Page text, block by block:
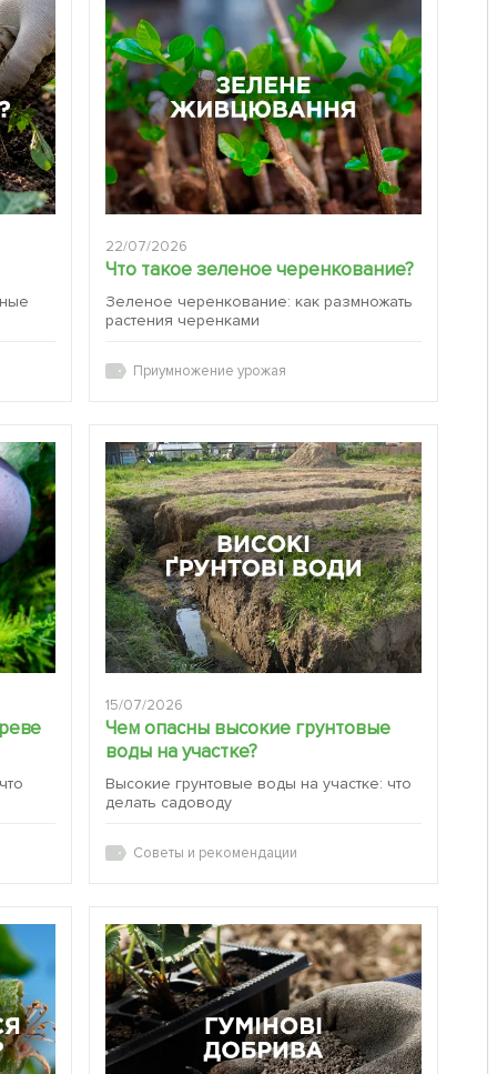
22/07/2026
Что такое зеленое черенкование?
Зеленое черенкование: как размножать
растения черенками
Приумножение урожая
15/07/2026
Чем опасны высокие грунтовые
воды на участке?
Высокие грунтовые воды на участке: что
делать садоводу
Советы и рекомендации